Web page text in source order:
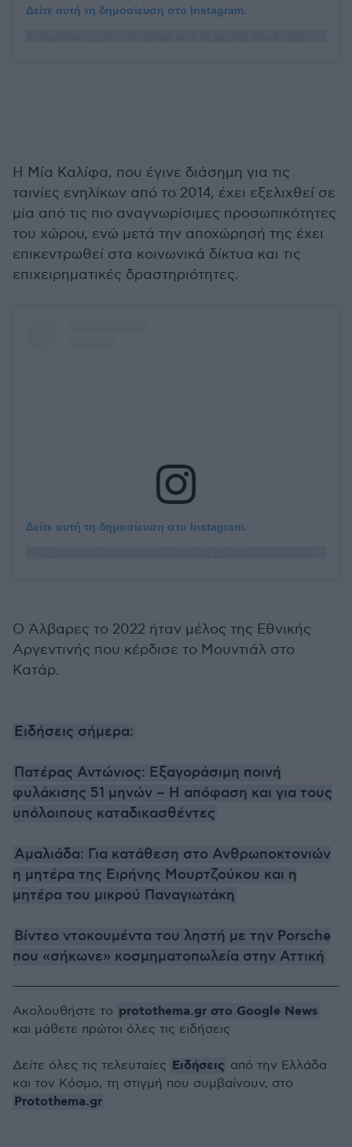
Δείτε αυτή τη δημοσίευση στο Instagram.
Η Μία Καλίφα, που έγινε διάσημη για τις
ταινίες ενηλίκων από το 2014, έχει εξελιχθεί σε
μία από τις πιο αναγνωρίσιμες προσωπικότητες
του χώρου, ενώ μετά την αποχώρησή της έχει
επικεντρωθεί στα κοινωνικά δίκτυα και τις
επιχειρηματικές δραστηριότητες.
Δείτε αυτή τη δημοσίευση στο Instagram.
Ο Άλβαρες το 2022 ήταν μέλος της Εθνικής
Αργεντινής που κέρδισε το Μουντιάλ στο
Κατάρ.
Ειδήσεις σήμερα:
Πατέρας Αντώνιος: Εξαγοράσιμη ποινή
φυλάκισης 51 μηνών – Η απόφαση και για τους
υπόλοιπους καταδικασθέντες
Αμαλιάδα: Για κατάθεση στο Ανθρωποκτονιών
η μητέρα της Ειρήνης Μουρτζούκου και η
μητέρα του μικρού Παναγιωτάκη
Βίντεο ντοκουμέντα του ληστή με την Porsche
που «σήκωνε» κοσμηματοπωλεία στην Αττική
Ακολουθήστε το protothema.gr στο Google News
και μάθετε πρώτοι όλες τις ειδήσεις
Δείτε όλες τις τελευταίες Ειδήσεις από την Ελλάδα
και τον Κόσμο, τη στιγμή που συμβαίνουν, στο
Protothema.gr